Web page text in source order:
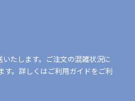
たします。ご注文の混雑状況に
す。詳しくはご利用ガイドをご利